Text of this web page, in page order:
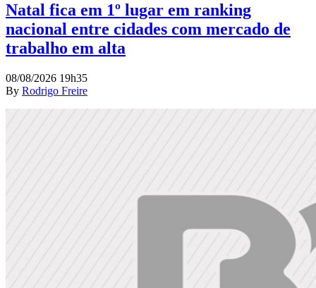
Natal fica em 1º lugar em ranking
nacional entre cidades com mercado de
trabalho em alta
08/08/2026 19h35
By Rodrigo Freire